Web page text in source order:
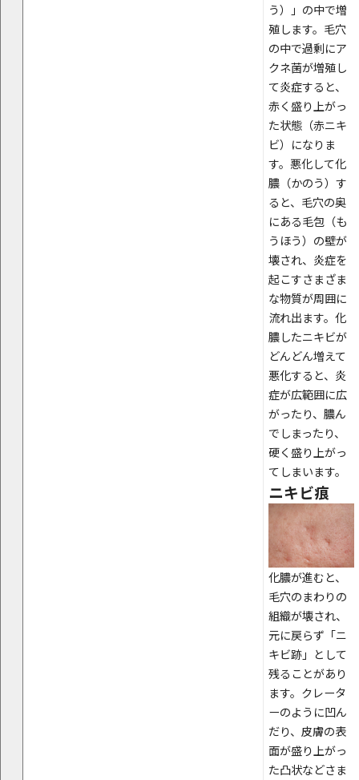
う）」の中で増
殖します。毛穴
の中で過剰にア
クネ菌が増殖し
て炎症すると、
赤く盛り上がっ
た状態（赤ニキ
ビ）になりま
す。悪化して化
膿（かのう）す
ると、毛穴の奥
にある毛包（も
うほう）の壁が
壊され、炎症を
起こすさまざま
な物質が周囲に
流れ出ます。化
膿したニキビが
どんどん増えて
悪化すると、炎
症が広範囲に広
がったり、膿ん
でしまったり、
硬く盛り上がっ
てしまいます。
ニキビ痕
化膿が進むと、
毛穴のまわりの
組織が壊され、
元に戻らず「ニ
キビ跡」として
残ることがあり
ます。クレータ
ーのように凹ん
だり、皮膚の表
面が盛り上がっ
た凸状などさま